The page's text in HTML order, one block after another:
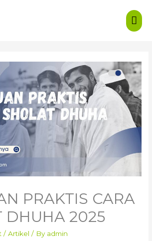
PRAKTIS CARA
DHUHA 2025
/Artikel / By admin